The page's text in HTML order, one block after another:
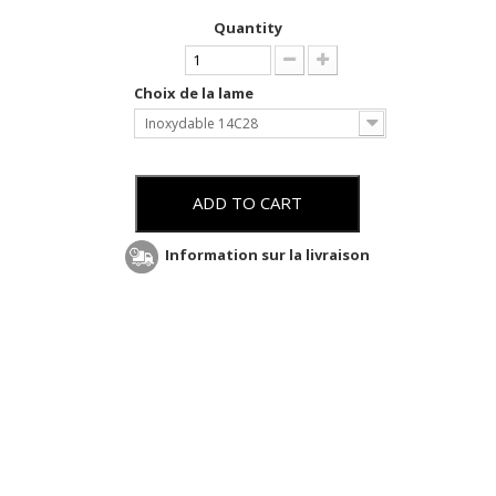
Quantity
Choix de la lame
Inoxydable 14C28
ADD TO CART
Information sur la livraison